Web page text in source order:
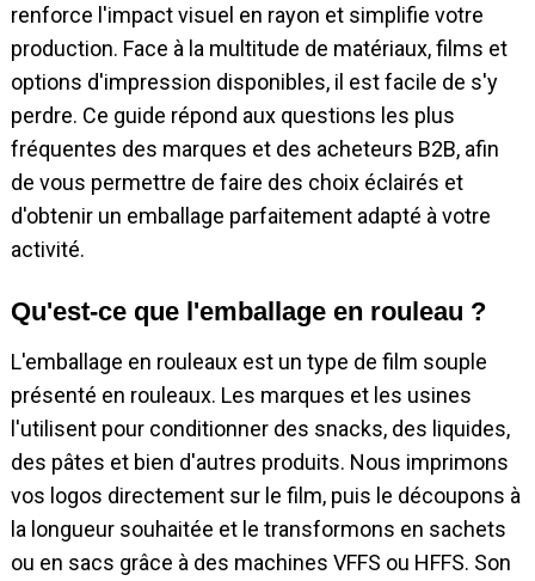
renforce l'impact visuel en rayon et simplifie votre
production. Face à la multitude de matériaux, films et
options d'impression disponibles, il est facile de s'y
perdre. Ce guide répond aux questions les plus
fréquentes des marques et des acheteurs B2B, afin
de vous permettre de faire des choix éclairés et
d'obtenir un emballage parfaitement adapté à votre
activité.
Qu'est-ce que l'emballage en rouleau ?
L'emballage en rouleaux est un type de film souple
présenté en rouleaux. Les marques et les usines
l'utilisent pour conditionner des snacks, des liquides,
des pâtes et bien d'autres produits. Nous imprimons
vos logos directement sur le film, puis le découpons à
la longueur souhaitée et le transformons en sachets
ou en sacs grâce à des machines VFFS ou HFFS. Son